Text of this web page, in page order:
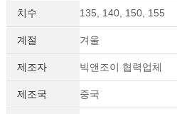
치수 135, 140, 150, 155
계절 겨울
제조자 빅앤조이 협력업체
제조국 중국